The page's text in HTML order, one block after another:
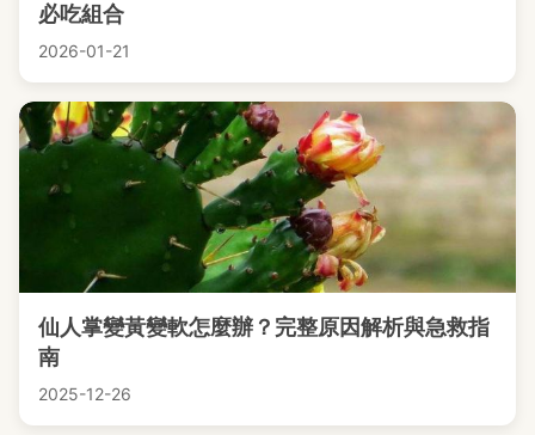
必吃組合
2026-01-21
仙人掌變黃變軟怎麼辦？完整原因解析與急救指
南
2025-12-26